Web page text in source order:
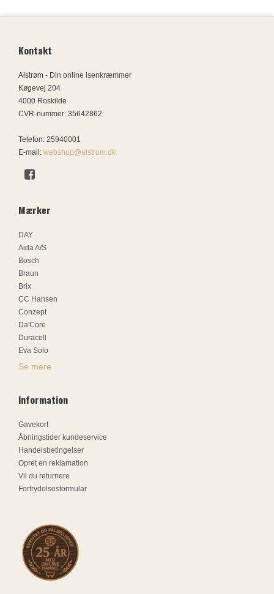
Kontakt
Alstrøm - Din online isenkræmmer
Køgevej 204
4000 Roskilde
CVR-nummer: 35642862
Telefon: 25940001
E-mail : webshop@alstrom.dk
Mærker
DAY
Aida A/S
Bosch
Braun
Brix
CC Hansen
Conzept
Da'Core
Duracell
Eva Solo
Se mere
Information
Gavekort
Åbningstider kundeservice
Handelsbetingelser
Opret en reklamation
Vil du returnere
Fortrydelsesformular